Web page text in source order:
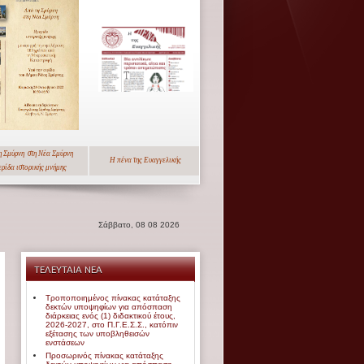
Σμύρνη στη Νέα Σμύρνη
ιστορικής μνήμης
Η πένα της Ευαγγελικής
Σάββατο, 08 08 2026
ΤΕΛΕΥΤΑΙΑ ΝΕΑ
Τροποποιημένος πίνακας κατάταξης
δεκτών υποψηφίων για απόσπαση
διάρκειας ενός (1) διδακτικού έτους,
2026-2027, στο Π.Γ.Ε.Σ.Σ., κατόπιν
εξέτασης των υποβληθεισών
ενστάσεων
Προσωρινός πίνακας κατάταξης